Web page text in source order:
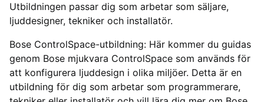
Utbildningen passar dig som arbetar som säljare,
ljuddesigner, tekniker och installatör.
Bose ControlSpace-utbildning: Här kommer du guidas
genom Bose mjukvara ControlSpace som används för
att konfigurera ljuddesign i olika miljöer. Detta är en
utbildning för dig som arbetar som programmerare,